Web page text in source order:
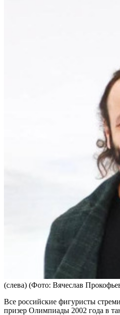
(слева) (Фото: Вячеслав
Все российские фигуристы
призер Олимпиады 2002 года в